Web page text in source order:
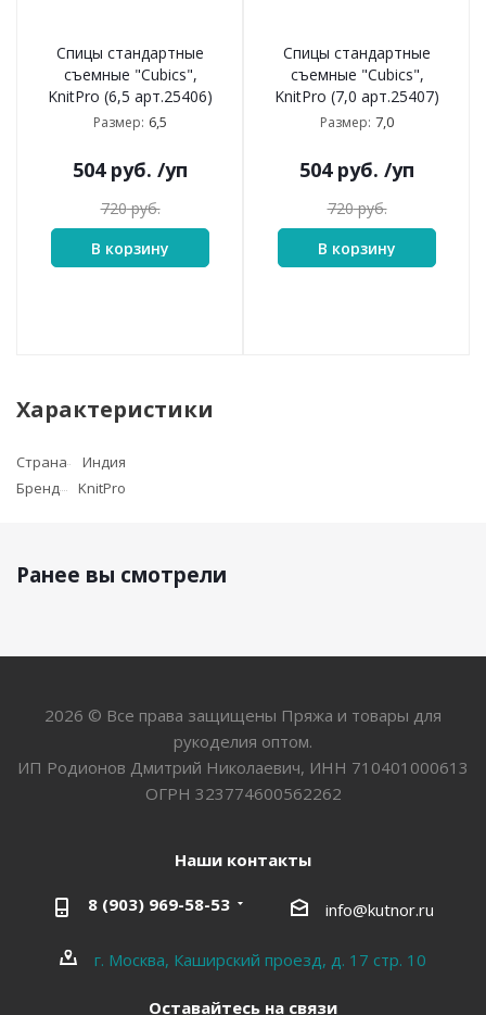
Спицы стандартные
съемные "Cubics",
KnitPro (6,5 арт.25406)
Размер: 6,5
504руб. /уп
720руб.
В корзину
Спицы стандартные
съемные "Cubics",
KnitPro (7,0 арт.25407)
Размер: 7,0
504руб. /уп
720руб.
В корзину
Характеристики
Страна
Индия
Бренд
KnitPro
Ранее вы смотрели
2026 © Все права защищены Пряжа и товары для
рукоделия оптом.
ИП Родионов Дмитрий Николаевич, ИНН 710401000613
ОГРН 323774600562262
Наши контакты
8 (903) 969-58-53 info@kutnor.ru
г. Москва, Каширский проезд, д. 17 стр. 10
Оставайтесь на связи